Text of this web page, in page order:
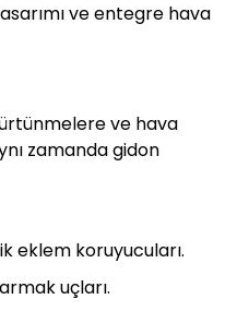
ve entegre hava
ve hava
zamanda gidon
eklem koruyucuları.
uçları.